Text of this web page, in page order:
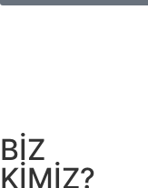
BİZ
KİMİZ?